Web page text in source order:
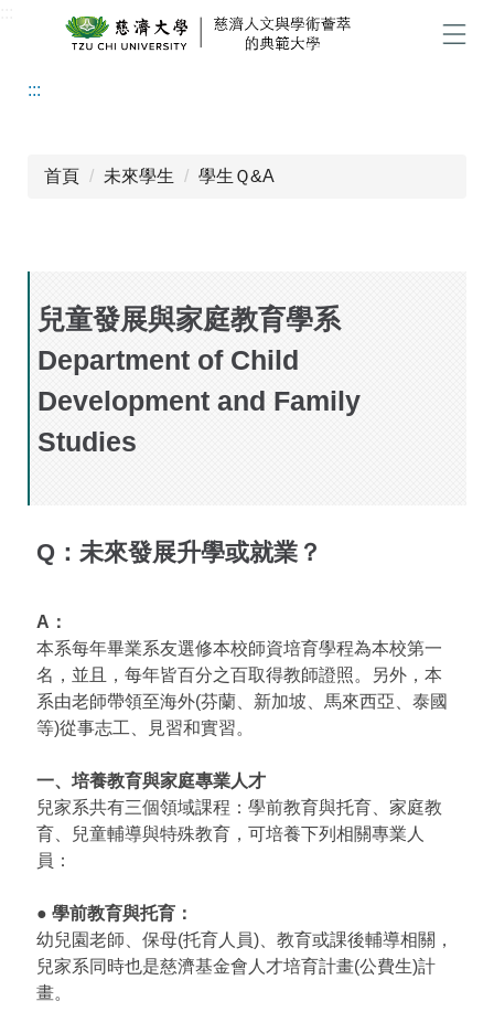
:::
首頁 未來學生 學生Ｑ&A
兒童發展與家庭教育學系
Department of Child
Development and Family
Studies
Q：未來發展升學或就業？
A：
本系每年畢業系友選修本校師資培育學程為本校第一
名，並且，每年皆百分之百取得教師證照。另外，本
系由老師帶領至海外(芬蘭、新加坡、馬來西亞、泰國
等)從事志工、見習和實習。
一、培養教育與家庭專業人才
兒家系共有三個領域課程：學前教育與托育、家庭教
育、兒童輔導與特殊教育，可培養下列相關專業人
員：
● 學前教育與托育：
幼兒園老師、保母(托育人員)、教育或課後輔導相關，
兒家系同時也是慈濟基金會人才培育計畫(公費生)計
畫。